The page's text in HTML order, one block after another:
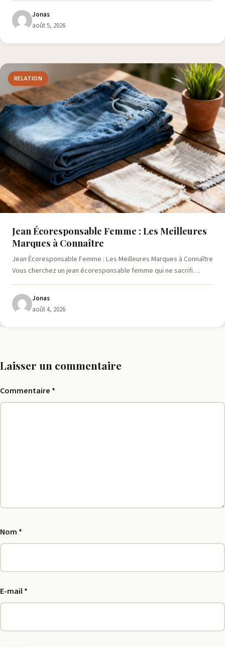
Jonas
août 5, 2026
RELATION
Jean Écoresponsable Femme : Les Meilleures
Marques à Connaître
Jean Écoresponsable Femme : Les Meilleures Marques à Connaître
Vous cherchez un jean écoresponsable femme qui ne sacrifi…
Jonas
août 4, 2026
Laisser un commentaire
Commentaire *
Nom *
E-mail*